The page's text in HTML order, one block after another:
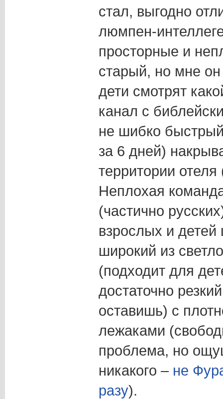
стал, выгодно
люмпен-
просторные и
старый, но мне
дети смотрят
канал с
не шибко
за 6 дней)
территории
Неплохая
(частично
взрослых и
широкий из
(подходит для
достаточно
оставишь) с
лежаками
проблема, но
никакого – не
разу).